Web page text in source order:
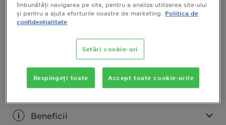
CUMPARA ACUM
Descriere produs
CLOSE SUBPANEL
Beneficii
îmbunătăți navigarea pe site, pentru a analiza utilizarea site-ului
și pentru a ajuta eforturile noastre de marketing.
Politica de
confidențialitate
Setări cookie-uri
Respingeți toate Accept toate cookie-urile